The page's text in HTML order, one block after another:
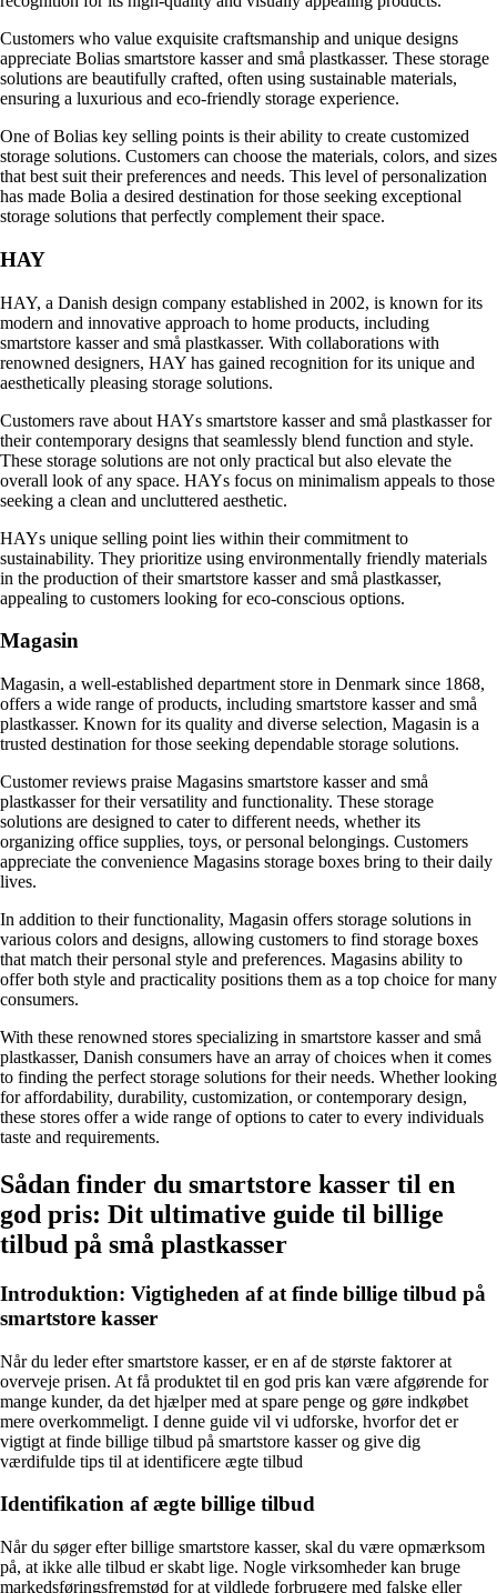
Customers who value exquisite craftsmanship and unique designs
appreciate Bolias smartstore kasser and små plastkasser. These storage
solutions are beautifully crafted, often using sustainable materials,
ensuring a luxurious and eco-friendly storage experience.
One of Bolias key selling points is their ability to create customized
storage solutions. Customers can choose the materials, colors, and sizes
that best suit their preferences and needs. This level of personalization
has made Bolia a desired destination for those seeking exceptional
storage solutions that perfectly complement their space.
HAY
HAY, a Danish design company established in 2002, is known for its
modern and innovative approach to home products, including
smartstore kasser and små plastkasser. With collaborations with
renowned designers, HAY has gained recognition for its unique and
aesthetically pleasing storage solutions.
Customers rave about HAYs smartstore kasser and små plastkasser for
their contemporary designs that seamlessly blend function and style.
These storage solutions are not only practical but also elevate the
overall look of any space. HAYs focus on minimalism appeals to those
seeking a clean and uncluttered aesthetic.
HAYs unique selling point lies within their commitment to
sustainability. They prioritize using environmentally friendly materials
in the production of their smartstore kasser and små plastkasser,
appealing to customers looking for eco-conscious options.
Magasin
Magasin, a well-established department store in Denmark since 1868,
offers a wide range of products, including smartstore kasser and små
plastkasser. Known for its quality and diverse selection, Magasin is a
trusted destination for those seeking dependable storage solutions.
Customer reviews praise Magasins smartstore kasser and små
plastkasser for their versatility and functionality. These storage
solutions are designed to cater to different needs, whether its
organizing office supplies, toys, or personal belongings. Customers
appreciate the convenience Magasins storage boxes bring to their daily
lives.
In addition to their functionality, Magasin offers storage solutions in
various colors and designs, allowing customers to find storage boxes
that match their personal style and preferences. Magasins ability to
offer both style and practicality positions them as a top choice for many
consumers.
With these renowned stores specializing in smartstore kasser and små
plastkasser, Danish consumers have an array of choices when it comes
to finding the perfect storage solutions for their needs. Whether looking
for affordability, durability, customization, or contemporary design,
these stores offer a wide range of options to cater to every individuals
taste and requirements.
Sådan finder du smartstore kasser til en
god pris: Dit ultimative guide til billige
tilbud på små plastkasser
Introduktion: Vigtigheden af ​​at finde billige tilbud på
smartstore kasser
Når du leder efter smartstore kasser, er en af ​​de største faktorer at
overveje prisen. At få produktet til en god pris kan være afgørende for
mange kunder, da det hjælper med at spare penge og gøre indkøbet
mere overkommeligt. I denne guide vil vi udforske, hvorfor det er
vigtigt at finde billige tilbud på smartstore kasser og give dig
værdifulde tips til at identificere ægte tilbud
Identifikation af ægte billige tilbud
Når du søger efter billige smartstore kasser, skal du være opmærksom
på, at ikke alle tilbud er skabt lige. Nogle virksomheder kan bruge
markedsføringsfremstød for at vildlede forbrugere med falske eller